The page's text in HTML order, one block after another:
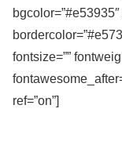
fontsize=””
ref=”on”]